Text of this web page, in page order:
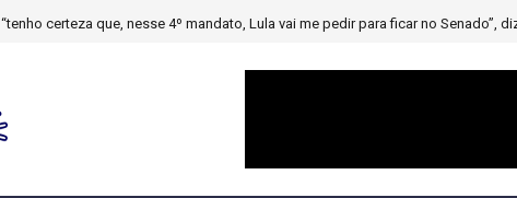
Novo boletim indica El Niño ‘muito forte’ diminuindo chuvas e provocando secas